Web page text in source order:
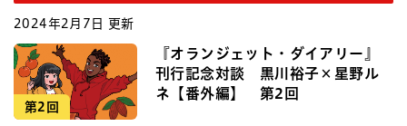
2024年2月7日 更新
第2回
『オランジェット・ダイアリー』
刊行記念対談 黒川裕子×星野ル
ネ【番外編】 第2回